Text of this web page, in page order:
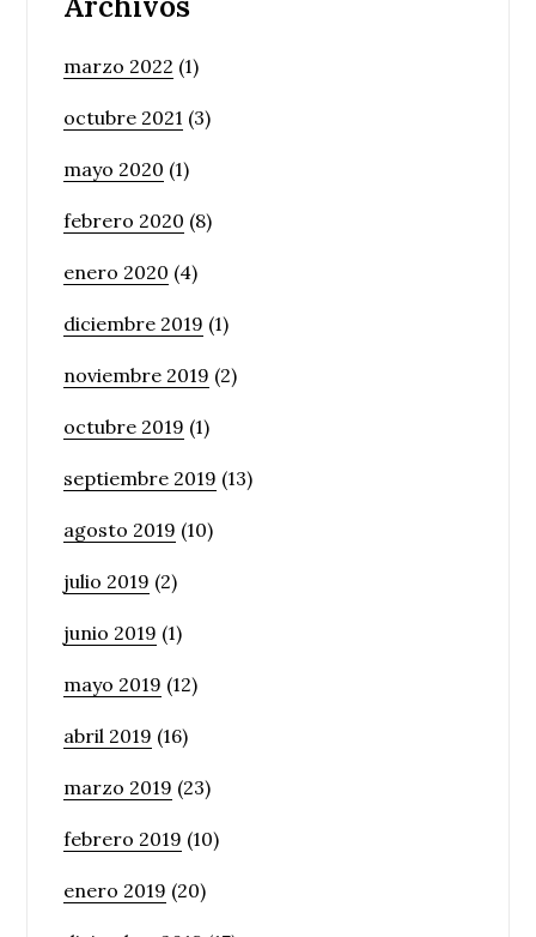
marzo 2022 (1)
octubre 2021 (3)
mayo 2020 (1)
febrero 2020 (8)
enero 2020 (4)
diciembre 2019 (1)
noviembre 2019 (2)
octubre 2019 (1)
septiembre 2019 (13)
agosto 2019 (10)
julio 2019 (2)
junio 2019 (1)
mayo 2019 (12)
abril 2019 (16)
marzo 2019 (23)
febrero 2019 (10)
enero 2019 (20)